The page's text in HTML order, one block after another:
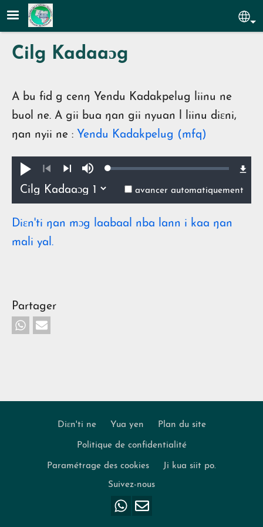
Aller au contenu principal
Cilg Kadaaɔg
A bu fid g cenŋ Yendu Kadakpelug liinu ne
buol ne. A gii bua ŋan gii nyuan l liinu diɛni,
ŋan nyii ne : Yendu Kadakpelug (mfq)
Pua
Précédent
Lan Loaded:
avancer automatiquement
Diɛn'ti ŋan mɔg laabaal nba lann i kaa ŋan
mali yal.
Partager
Diɛn'ti ne Yua yen Plan du site
Politique de confidentialité
Paramétrage des cookies
Ji kua siit po.
Suivez-nous